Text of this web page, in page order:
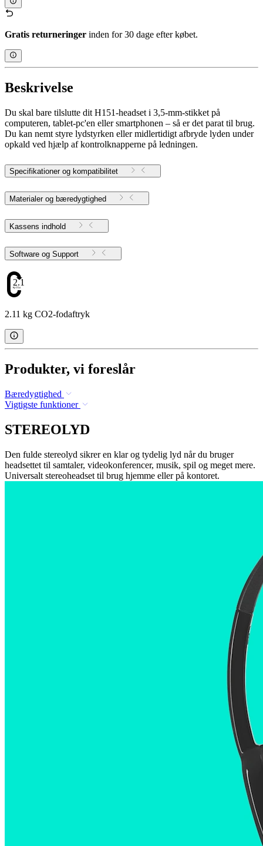
Gratis returneringer inden for 30 dage efter købet.
Beskrivelse
Du skal bare tilslutte dit H151-headset i 3,5-mm-stikket på
computeren, tablet-pc'en eller smartphonen – så er det parat til brug.
Du kan nemt styre lydstyrken eller midlertidigt afbryde lyden under
opkald ved hjælp af kontrolknapperne på ledningen.
Specifikationer og kompatibilitet
Materialer og bæredygtighed
Kassens indhold
Software og Support
2.11
2.11 kg CO2-fodaftryk
Produkter, vi foreslår
Bæredygtighed
Vigtigste funktioner
STEREOLYD
Den fulde stereolyd sikrer en klar og tydelig lyd når du bruger
headsettet til samtaler, videokonferencer, musik, spil og meget mere.
Universalt stereoheadset til brug hjemme eller på kontoret.